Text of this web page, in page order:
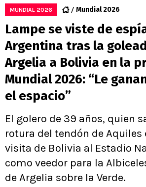
MUNDIAL 2026 Mundial 2026
Lampe se viste de
Argentina tras la
Argelia a Bolivia en la
Mundial 2026: “Le
el espacio”
El golero de 39 años, quien
rotura del tendón de
visita de Bolivia al Estadio
como veedor para la
de Argelia sobre la Verde.